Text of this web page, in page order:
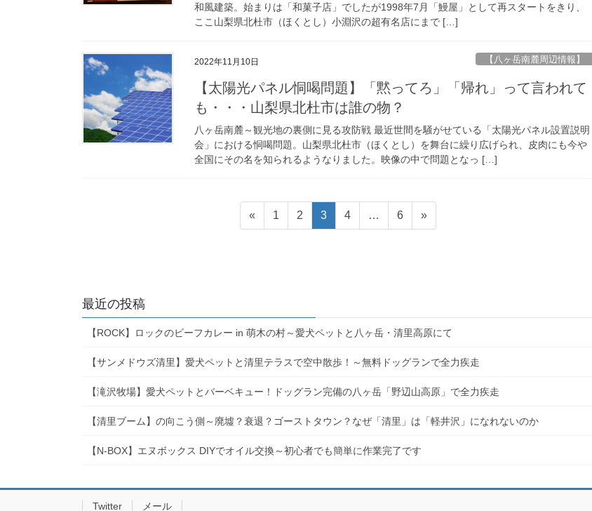
和風建築。始まりは「和菓子店」でしたが1998年7月「鰻屋」として再スタートをきり、
ここ山梨県北杜市（ほくとし）小淵沢の超有名店にまで […]
2022年11月10日 【八ヶ岳南麓周辺情報】
【太陽光パネル恫喝問題】「黙ってろ」「帰れ」って言われて
も・・・山梨県北杜市は誰の物？
八ヶ岳南麓～観光地の裏側に見る攻防戦 最近世間を騒がせている「太陽光パネル設置説明
会」における恫喝問題。山梨県北杜市（ほくとし）を舞台に繰り広げられ、皮肉にも今や
全国にその名を知られるようなりました。映像の中で問題となっ […]
ー
ジ
送
«
固
定
1
固
定
2
固
定
3
固
定
4 …
固
定
6 »
最近の投稿
【ROCK】ロックのビーフカレー in 萌木の村～愛犬ペットと八ヶ岳・清里高原にて
【サンメドウズ清里】愛犬ペットと清里テラスで空中散歩！～無料ドッグランで全力疾走
【滝沢牧場】愛犬ペットとバーベキュー！ドッグラン完備の八ヶ岳「野辺山高原」で全力疾走
【清里ブーム】の向こう側～廃墟？衰退？ゴーストタウン？なぜ「清里」は「軽井沢」になれないのか
【N-BOX】エヌボックス DIYでオイル交換～初心者でも簡単に作業完了です
Twitter メール